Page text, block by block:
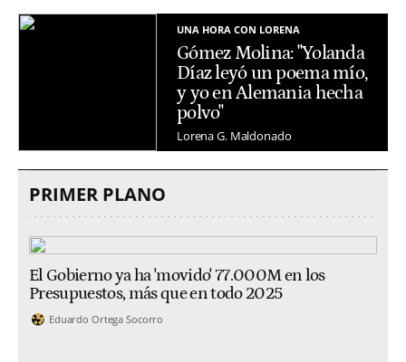
UNA HORA CON LORENA
Gómez Molina: "Yolanda
Díaz leyó un poema mío,
y yo en Alemania hecha
polvo"
Lorena G. Maldonado
PRIMER PLANO
El Gobierno ya ha 'movido' 77.000M en los
Presupuestos, más que en todo 2025
Eduardo Ortega Socorro